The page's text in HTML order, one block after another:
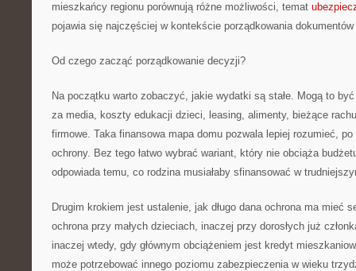
mieszkańcy regionu porównują różne możliwości, temat
pojawia się najczęściej w kontekście porządkowania
Od czego zacząć porządkowanie decyzji?
Na początku warto zobaczyć, jakie wydatki są stałe. Mogą to
za media, koszty edukacji dzieci, leasing, alimenty, bieżące
firmowe. Taka finansowa mapa domu pozwala lepiej rozumieć,
ochrony. Bez tego łatwo wybrać wariant, który nie obciąża
odpowiada temu, co rodzina musiałaby sfinansować w
Drugim krokiem jest ustalenie, jak długo dana ochrona ma mieć
ochrona przy małych dzieciach, inaczej przy dorosłych już
inaczej wtedy, gdy głównym obciążeniem jest kredyt
może potrzebować innego poziomu zabezpieczenia w wieku